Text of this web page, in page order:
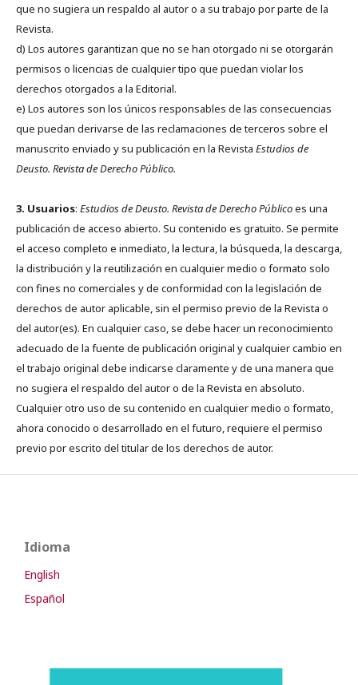
que no sugiera un respaldo al autor o a su trabajo por parte de la
Revista.
d) Los autores garantizan que no se han otorgado ni se otorgarán
permisos o licencias de cualquier tipo que puedan violar los
derechos otorgados a la Editorial.
e) Los autores son los únicos responsables de las consecuencias
que puedan derivarse de las reclamaciones de terceros sobre el
manuscrito enviado y su publicación en la Revista Estudios de
Deusto. Revista de Derecho Público.
3. Usuarios: Estudios de Deusto. Revista de Derecho Públicoes una
publicación de acceso abierto. Su contenido es gratuito. Se permite
el acceso completo e inmediato, la lectura, la búsqueda, la descarga,
la distribución y la reutilización en cualquier medio o formato solo
con fines no comerciales y de conformidad con la legislación de
derechos de autor aplicable, sin el permiso previo de la Revista o
del autor(es). En cualquier caso, se debe hacer un reconocimiento
adecuado de la fuente de publicación original y cualquier cambio en
el trabajo original debe indicarse claramente y de una manera que
no sugiera el respaldo del autor o de la Revista en absoluto.
Cualquier otro uso de su contenido en cualquier medio o formato,
ahora conocido o desarrollado en el futuro, requiere el permiso
previo por escrito del titular de los derechos de autor.
Idioma
English
Español